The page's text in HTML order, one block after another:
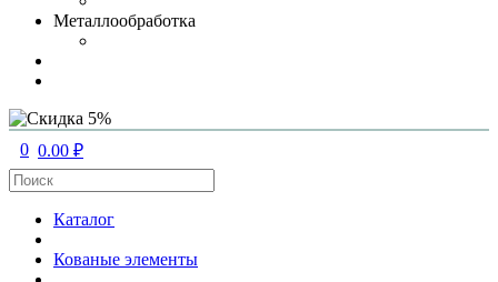
Металлообработка
0 0.00 ₽
Каталог
Кованые элементы